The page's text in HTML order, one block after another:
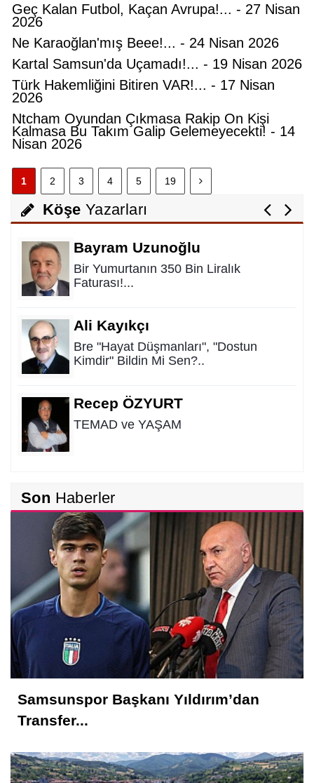
Geç Kalan Futbol, Kaçan Avrupa!... - 27 Nisan
2026
Ne Karaoğlan'mış Beee!... - 24 Nisan 2026
Kartal Samsun'da Uçamadı!... - 19 Nisan 2026
Türk Hakemliğini Bitiren VAR!... - 17 Nisan
2026
Ntcham Oyundan Çıkmasa Rakip On Kişi
Kalmasa Bu Takım Galip Gelemeyecekti! - 14
Nisan 2026
1 2 3 4 5 19
Köşe Yazarları
Hüseyin KURT
Atatürk'ün Adıyla, Üniter Devletin
Temelleriyle Oynanamaz
Feyzullah Akçay ANIL
Yolun Raconu!...
Bayram Uzunoğlu
Bir Yumurtanın 350 Bin Liralık
Faturası!...
Ali Kayıkçı
Bre "Hayat Düşmanları", "Dostun
Kimdir" Bildin Mi Sen?..
Recep ÖZYURT
TEMAD ve YAŞAM
Alt Yapıda Ahbap Çavuş İlişkisi…
Nedim Saral
Başkanın Ayak Sesleri!...
İsmet AKTAŞ
Vekil Mi? Asıl Mı?
Hakkı EMİROĞLU
Son Haberler
Samsunspor Başkanı Yıldırım’dan
Transfer...